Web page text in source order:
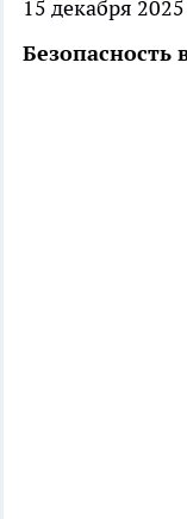
15 декабря 2025
Безопасность